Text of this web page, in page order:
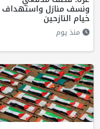
ونسف منازل واستهداف
خيام النازحين
منذ يوم